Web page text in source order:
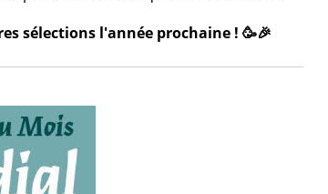
sélections l'année prochaine ! 🥳🎉